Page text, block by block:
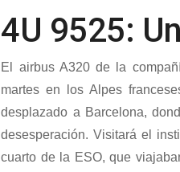
4U 9525:
El airbus A320 de la
martes en los Alpes
desplazado a Barcelona,
desesperación. Visitará el
cuarto de la ESO, que